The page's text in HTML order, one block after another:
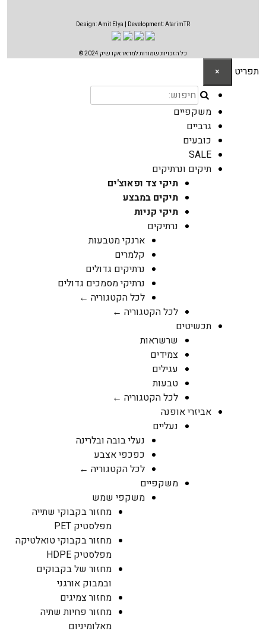
Design:Amit Elya | Development:AtarimTR
כל הזכויות שמורות למדאו אקו שיק 2024 ©
תפריט ×
משקפיים
גרביים
כובעים
SALE
תיקים ונרתיקים
תיקי צד ופאוצ'ים
תיקים במבצע
תיקי קניות
נרתיקים
ארנקי מטבעות
קלמרים
נרתיקים גדולים
נרתיקי מסמכים גדולים
לכל הקטגוריה ←
לכל הקטגוריה ←
תכשיטים
שרשראות
צמידים
עגילים
טבעות
לכל הקטגוריה ←
אביזרי אופנה
נעליים
נעלי בובה ובלרינה
כפכפי אצבע
לכל הקטגוריה ←
משקפיים
משקפי שמש
מחזור בקבוקי שתייה
מפלסטיק PET
מחזור בקבוקי טואלטיקה
מפלסטיק HDPE
מחזור של בקבוקים
ובמבוק אורגני
מחזור צמיגים
מחזור פחיות שתיה
מאלומיניום